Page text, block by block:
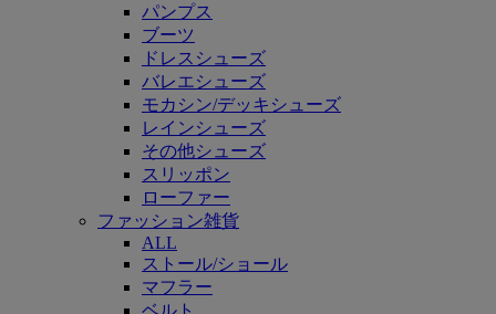
パンプス
ブーツ
ドレスシューズ
バレエシューズ
モカシン/デッキシューズ
レインシューズ
その他シューズ
スリッポン
ローファー
ファッション雑貨
ALL
ストール/ショール
マフラー
ベルト